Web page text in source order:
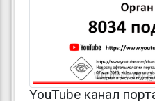
YouTube канал